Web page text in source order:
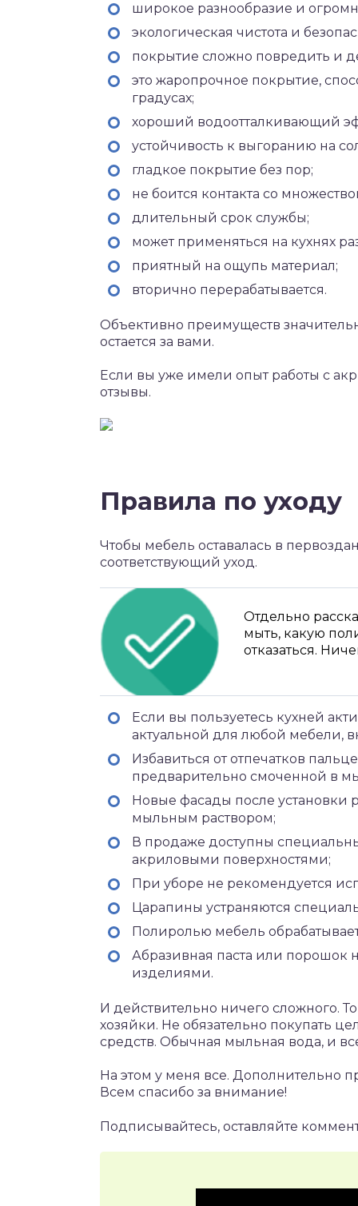
широкое разнообразие и
экологическая чистота и
покрытие сложно повредить и
это жаропрочное покрытие,
градусах;
хороший водоотталкивающий
устойчивость к выгоранию на
гладкое покрытие без пор;
не боится контакта со
длительный срок службы;
может применяться на кухнях
приятный на ощупь материал;
вторично перерабатывается.
Объективно преимуществ
остается за вами.
Если вы уже имели опыт работы с
отзывы.
Правила по уходу
Чтобы мебель оставалась в
соответствующий уход.
Отдельно
мыть, какую
отказаться.
Если вы пользуетесь кухней
актуальной для любой мебели,
Избавиться от отпечатков
предварительно смоченной в
Новые фасады после установки
мыльным раствором;
В продаже доступны
акриловыми поверхностями;
При уборе не рекомендуется
Царапины устраняются
Полиролью мебель
Абразивная паста или порошок
изделиями.
И действительно ничего сложного.
хозяйки. Не обязательно покупать
средств. Обычная мыльная вода, и
На этом у меня все. Дополнительно
Всем спасибо за внимание!
Подписывайтесь, оставляйте